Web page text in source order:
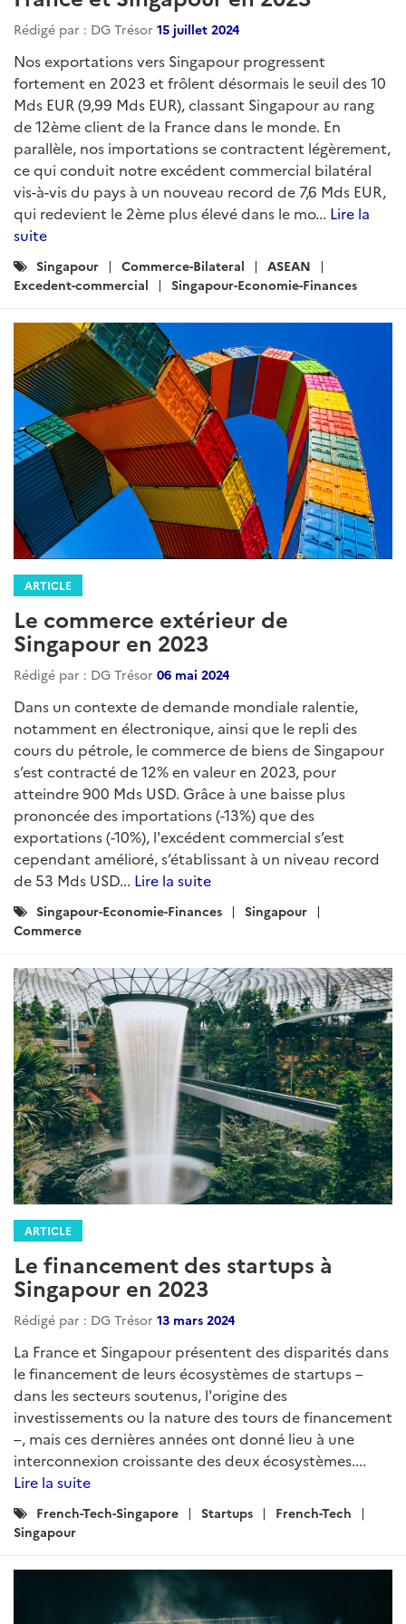
Rédigé par : DG Trésor 15 juillet 2024
Nos exportations vers Singapour progressent
fortement en 2023 et frôlent désormais le seuil des 10
Mds EUR (9,99 Mds EUR), classant Singapour au rang
de 12ème client de la France dans le monde. En
parallèle, nos importations se contractent légèrement,
ce qui conduit notre excédent commercial bilatéral
vis-à-vis du pays à un nouveau record de 7,6 Mds EUR,
qui redevient le 2ème plus élevé dans le mo... Lire la
suite
Catégories
:
Singapour Commerce-Bilateral
ASEAN
Excedent-commercial
Singapour-Economie-Finances
ARTICLE
Le commerce extérieur de
Singapour en 2023
Rédigé par : DG Trésor 06 mai 2024
Dans un contexte de demande mondiale ralentie,
notamment en électronique, ainsi que le repli des
cours du pétrole, le commerce de biens de Singapour
s’est contracté de 12% en valeur en 2023, pour
atteindre 900 Mds USD. Grâce à une baisse plus
prononcée des importations (-13%) que des
exportations (-10%), l'excédent commercial s’est
cependant amélioré, s’établissant à un niveau record
de 53 Mds USD... Lire la suite
Catégories
:
Singapour-Economie-Finances
Singapour
Commerce
ARTICLE
Le financement des startups à
Singapour en 2023
Rédigé par : DG Trésor 13 mars 2024
La France et Singapour présentent des disparités dans
le financement de leurs écosystèmes de startups –
dans les secteurs soutenus, l'origine des
investissements ou la nature des tours de financement
–, mais ces dernières années ont donné lieu à une
interconnexion croissante des deux écosystèmes....
Lire la suite
Catégories
:
French-Tech-Singapore Startups
French-Tech
Singapour